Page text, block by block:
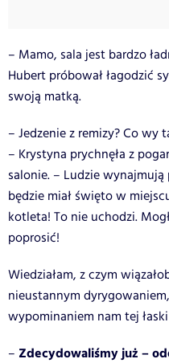
– Mamo, sala jest bardzo
Hubert próbował łagodzić
swoją matką.
– Jedzenie z remizy? Co wy
– Krystyna prychnęła z
salonie. – Ludzie
będzie miał święto w
kotleta! To nie uchodzi.
poprosić!
Wiedziałam, z czym
nieustannym
wypominaniem nam tej
– Zdecydowaliśmy już –